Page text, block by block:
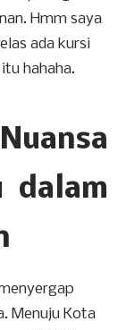
Hmm saya
ada kursi
hahaha.
dalam
Menuju Kota